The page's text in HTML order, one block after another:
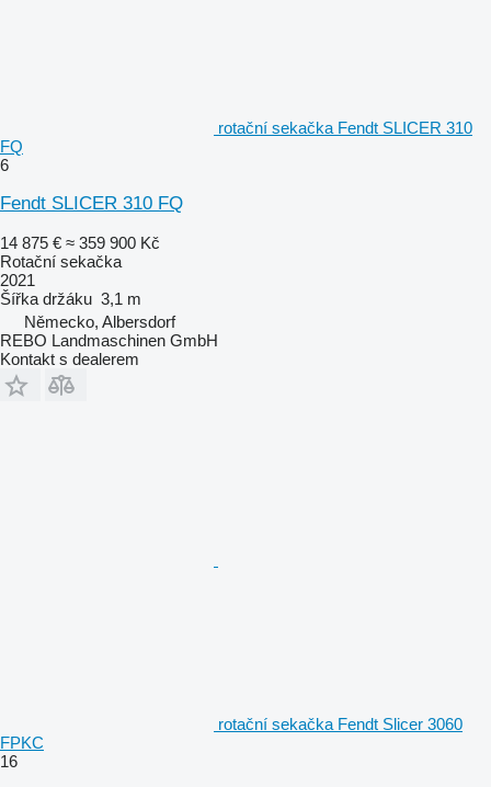
rotační sekačka Fendt SLICER 310
FQ
6
Fendt SLICER 310 FQ
14 875 € ≈ 359 900 Kč
Rotační sekačka
2021
Šířka držáku 3,1 m
Německo, Albersdorf
REBO Landmaschinen GmbH
Kontakt s dealerem
rotační sekačka Fendt Slicer 3060
FPKC
16